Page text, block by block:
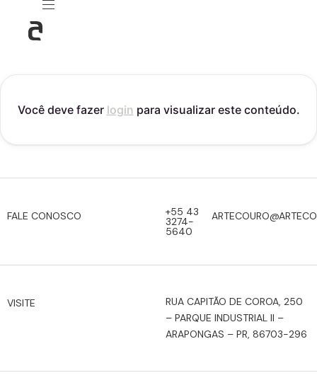
Você deve fazer login para visualizar este conteúdo.
FALE CONOSCO +55 43
3274-
5640
VISITE
RUA CAPITÃO DE COROA, 250
– PARQUE INDUSTRIAL II –
ARAPONGAS – PR, 86703-296